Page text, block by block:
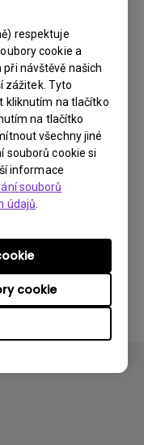
respektuje
cookie a
návštěvě našich
zážitek. Tyto
kliknutím na tlačítko
na tlačítko
všechny jiné
souborů cookie si
informace
souborů
údajů
cookie
to mohu
se někdy
přejde na
to mohu
donglu
mohu